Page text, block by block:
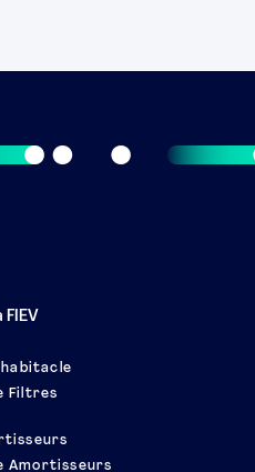
FIEV
Filtres
Amortisseurs